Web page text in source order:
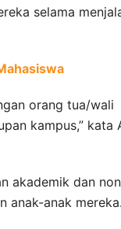
selama
orang tua/wali
kampus,” kata
akademik dan
anak-anak mereka.